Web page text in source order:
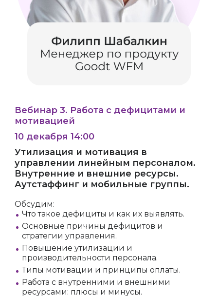
Вебинар 3. Работа с дефицитами и
мотивацией
10 декабря 14:00
Утилизация и мотивация в
управлении линейным персоналом.
Внутренние и внешние ресурсы.
Аутстаффинг и мобильные группы.
Обсудим:
Что такое дефициты и как их выявлять.
Основные причины дефицитов и
стратегии управления.
Повышение утилизации и
производительности персонала.
Типы мотивации и принципы оплаты.
Работа с внутренними и внешними
ресурсами: плюсы и минусы.